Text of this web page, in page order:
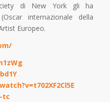
di New York gli ha
internazionale della
Europeo.
tc